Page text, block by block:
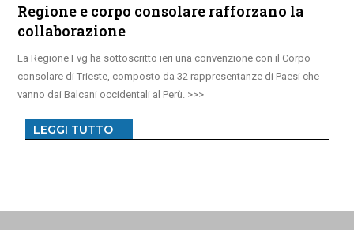
Regione e corpo consolare rafforzano la
collaborazione
La Regione Fvg ha sottoscritto ieri una convenzione con il Corpo
consolare di Trieste, composto da 32 rappresentanze di Paesi che
vanno dai Balcani occidentali al Perù.
LEGGI TUTTO